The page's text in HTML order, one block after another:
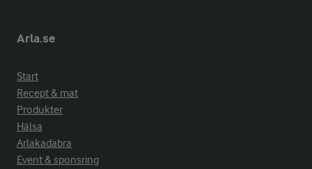
Arla.se
Start
Recept & mat
Produkter
Hälsa
Arlakadabra
Event & sponsring